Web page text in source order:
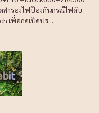
สำรองไฟป้องกันกรณีไฟดับ
เพื่อกดเปิดปร...